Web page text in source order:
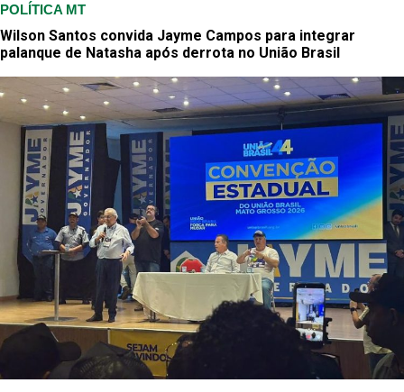
POLÍTICA MT
Wilson Santos convida Jayme Campos para integrar
palanque de Natasha após derrota no União Brasil